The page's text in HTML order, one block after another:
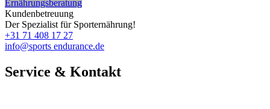
Ernährungsberatung
Kundenbetreuung
Der Spezialist für Sporternährung!
+31 71 408 17 27
info@sports endurance.de
Service & Kontakt